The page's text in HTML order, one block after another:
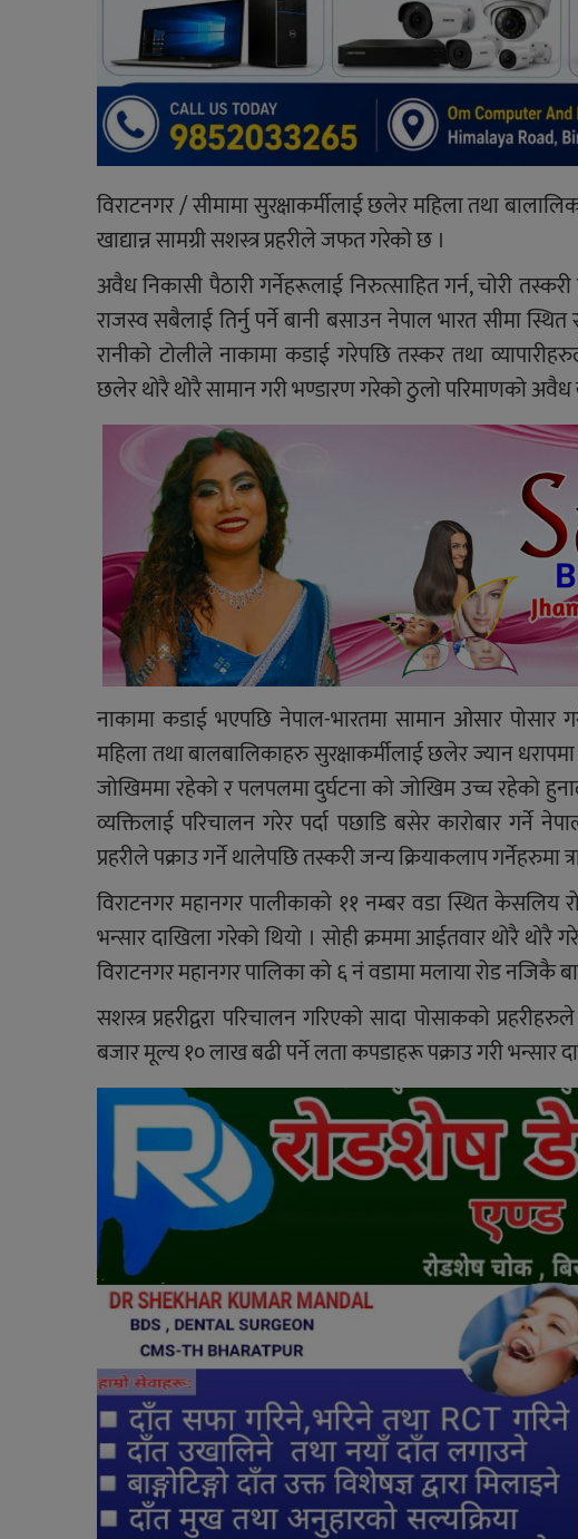
विराटनगर / सीमामा सुरक्षाकर्मीलाई छलेर महिला तथा
खाद्यान्न सामग्री सशस्त्र प्रहरीले जफत गरेकाे छ ।
अवैध निकासी पैठारी गर्नेहरूलाई निरुत्साहित गर्न, चोरी
राजस्व सबैलाई तिर्नु पर्ने बानी बसाउन नेपाल भारत सीमा स्थित
रानीको टोलीले नाकामा कडाई गरेपछि तस्कर तथा
छलेर थोरै थोरै सामान गरी भण्डारण गरेको ठुलो परिमाणको अवैध
नाकामा कडाई भएपछि नेपाल-भारतमा सामान ओसार पोसार
महिला तथा बालबालिकाहरु सुरक्षाकर्मीलाई छलेर ज्यान
जोखिममा रहेको र पलपलमा दुर्घटना को जोखिम उच्च रहेको
व्यक्तिलाई परिचालन गरेर पर्दा पछाडि बसेर कारोबार गर्ने
प्रहरीले पक्राउ गर्ने थालेपछि तस्करी जन्य क्रियाकलाप गर्नेहरुमा
विराटनगर महानगर पालीकाको ११ नम्बर वडा स्थित केसलिय
भन्सार दाखिला गरेको थियो । सोही क्रममा आईतवार थोरै
विराटनगर महानगर पालिका को ६ नं वडामा मलाया रोड नजिकै
सशस्त्र प्रहरीद्वरा परिचालन गरिएको सादा पोसाकको
बजार मूल्य १० लाख बढी पर्ने लता कपडाहरू पक्राउ गरी भन्सार